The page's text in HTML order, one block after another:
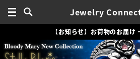
Jewelry
【お知らせ】お荷物のお届